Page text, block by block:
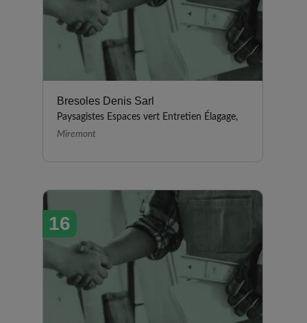
Bresoles Denis Sarl
Paysagistes Espaces vert Entretien Élagage,
Miremont
16